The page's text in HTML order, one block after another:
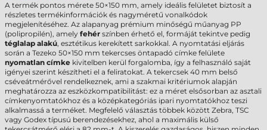
A termék pontos mérete 50×150 mm, amely ideális felületet biztosít a
részletes termékinformációk és nagyméretű vonalkódok
megjelenítéséhez. Az alapanyag prémium minőségű műanyag PP
(polipropilén), amely fehér színben érhető el, formáját tekintve pedig
téglalap alakú, esztétikus kerekített sarkokkal. A nyomtatási eljárás
során a Tezeko 50×150 mm tekercses öntapadó címke felülete
nyomatlan címke kivitelben kerül forgalomba, így a felhasználó saját
igényei szerint készítheti el a feliratokat. A tekercsek 40 mm belső
cséveátmérővel rendelkeznek, ami a szakmai kritériumok alapján
meghatározza az eszközkompatibilitást: ez a méret elsősorban az asztali
címkenyomtatókhoz és a középkategóriás ipari nyomtatókhoz teszi
alkalmassá a terméket. Megfelelő választás többek között Zebra, TSC
vagy Godex típusú berendezésekhez, ahol a maximális külső